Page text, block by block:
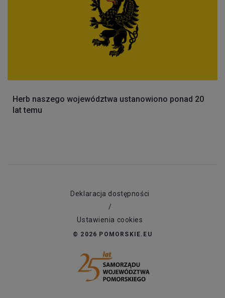
Herb naszego województwa ustanowiono ponad 20
lat temu
Deklaracja dostępności
/
Ustawienia cookies
© 2026 POMORSKIE.EU